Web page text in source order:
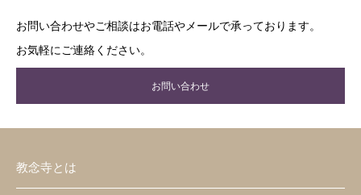
お問い合わせやご相談はお電話やメールで承っております。
お気軽にご連絡ください。
お問い合わせ
教念寺とは